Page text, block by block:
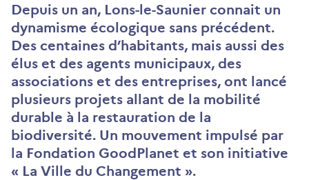
Depuis un an, Lons-le-Saunier connait un
dynamisme écologique sans précédent.
Des centaines d’habitants, mais aussi des
élus et des agents municipaux, des
associations et des entreprises, ont lancé
plusieurs projets allant de la mobilité
durable à la restauration de la
biodiversité. Un mouvement impulsé par
la Fondation GoodPlanet et son initiative
« La Ville du Changement ».